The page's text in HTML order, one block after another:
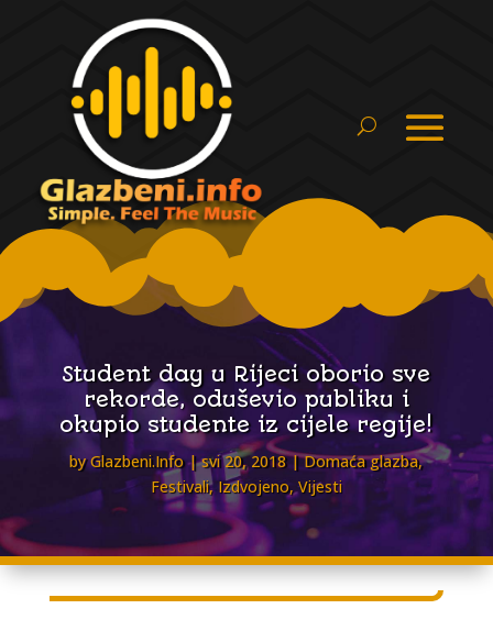
Student day u Rijeci oborio sve
rekorde, oduševio publiku i
okupio studente iz cijele regije!
byGlazbeni.Info svi 20, 2018 Domaća glazba,
Festivali,Izdvojeno,Vijesti